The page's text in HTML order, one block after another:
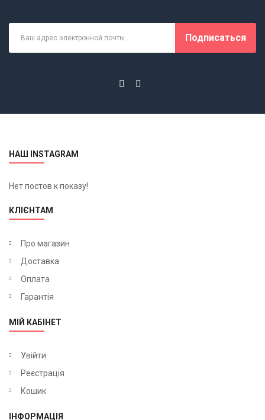
Подписаться
НАШ INSTAGRAM
Нет постов к показу!
КЛІЄНТАМ
Про магазин
Доставка
Оплата
Гарантія
МІЙ КАБІНЕТ
Увійти
Реєстрація
Кошик
ІНФОРМАЦІЯ